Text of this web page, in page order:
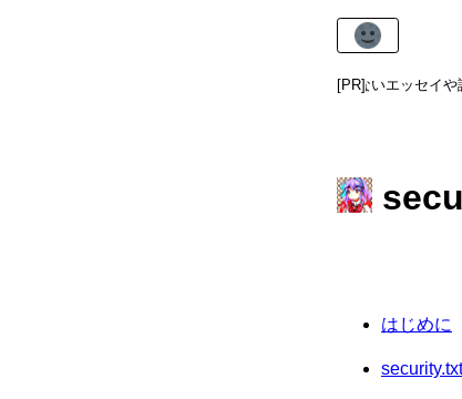
[PR]
では、虚実を問わないエッセイや評論
はじめに